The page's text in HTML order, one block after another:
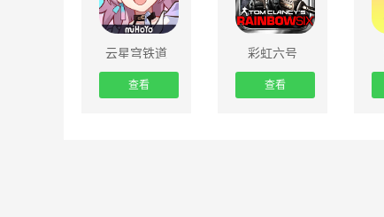
云星穹铁道
查看
彩虹六号
查看